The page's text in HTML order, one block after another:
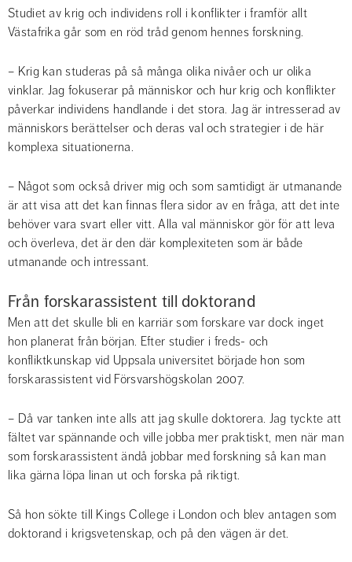
Studiet av krig och individens roll i konflikter i framför allt
Västafrika går som en röd tråd genom hennes forskning.
– Krig kan studeras på så många olika nivåer och ur olika
vinklar. Jag fokuserar på människor och hur krig och konflikter
påverkar individens handlande i det stora. Jag är intresserad av
människors berättelser och deras val och strategier i de här
komplexa situationerna.
– Något som också driver mig och som samtidigt är utmanande
är att visa att det kan finnas flera sidor av en fråga, att det inte
behöver vara svart eller vitt. Alla val människor gör för att leva
och överleva, det är den där komplexiteten som är både
utmanande och intressant.
Från forskarassistent till doktorand
Men att det skulle bli en karriär som forskare var dock inget
hon planerat från början. Efter studier i freds- och
konfliktkunskap vid Uppsala universitet började hon som
forskarassistent vid Försvarshögskolan 2007.
– Då var tanken inte alls att jag skulle doktorera. Jag tyckte att
fältet var spännande och ville jobba mer praktiskt, men när man
som forskarassistent ändå jobbar med forskning så kan man
lika gärna löpa linan ut och forska på riktigt.
Så hon sökte till Kings College i London och blev antagen som
doktorand i krigsvetenskap, och på den vägen är det.